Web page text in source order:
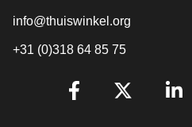
info@thuiswinkel.org
+31 (0)318 64 85 75
[_General:SocialMediaTitle]